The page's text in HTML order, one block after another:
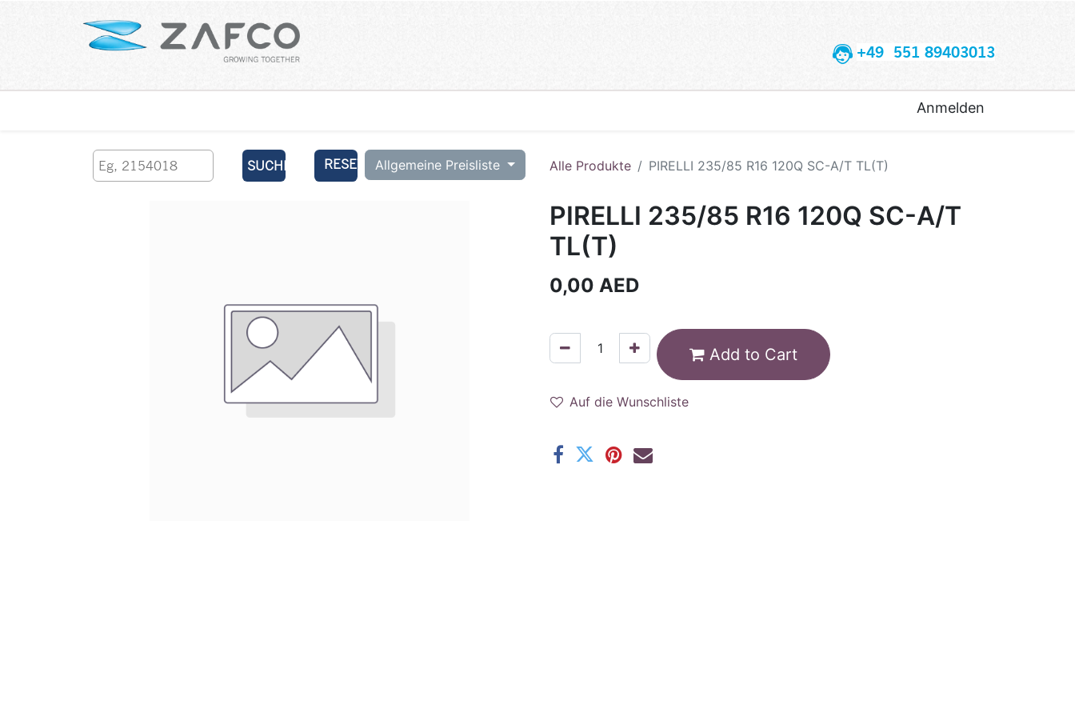
+49 551 89403013
Anmelden
SUCHEN RESET Allgemeine Preisliste Alle Produkte PIRELLI 235/85 R16 120Q SC-A/T TL(T)
PIRELLI 235/85 R16 120Q SC-A/T
TL(T)
0,00 AED
Add to Cart
Auf die Wunschliste